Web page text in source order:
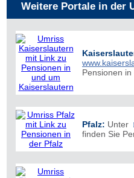
Weitere Portale in der
Pensionen
Pfalz: Unter
finden Sie